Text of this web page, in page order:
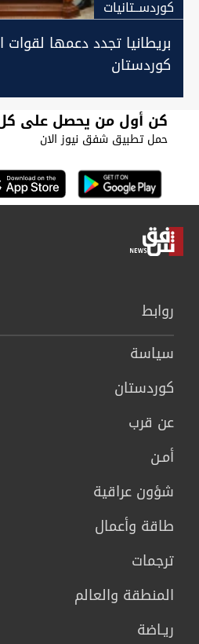
كوردســتانيات
بريطانيا تجدد دعمها
كوردستان
كن أول من يحصل على كل
حمل تطبيق شفق نيوز الان
روابط
سیاسة
كوردستان
عن قرب
أمـن
شؤون عراقية
طاقة وأعمال
ترجمات
المنطقة والعالم
ريـاضة